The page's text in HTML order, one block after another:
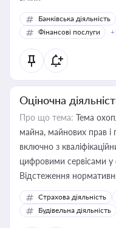
Банківська діяльність
Фінансові послуги
Оціночна
Про що тема: Тема
майна, майнових прав і
включно з
цифровими сервісами у
Відстеження
корисне для власника
бухгалтера під час
державного майна,
Страхова діяльність
Будівельна діяльність